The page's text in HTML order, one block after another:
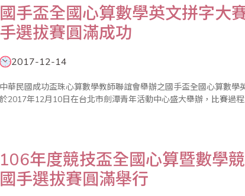
國手盃全國心算數學英文拼字大
手選拔賽圓滿成功
2017-12-14
中華民國成功盃珠心算數學教師聯誼會舉辦之國手盃全國心算數
於2017年12月10日在台北市劍潭青年活動中心盛大舉辦，比賽過
106年度競技盃全國心算暨數學
國手選拔賽圓滿舉行